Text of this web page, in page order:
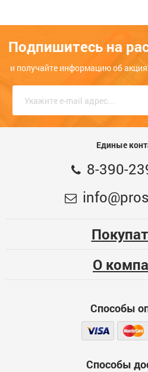
Достоинства
Подпишитесь на
и получайте информацию об
Единые
8-390-
О
Способы
Способы